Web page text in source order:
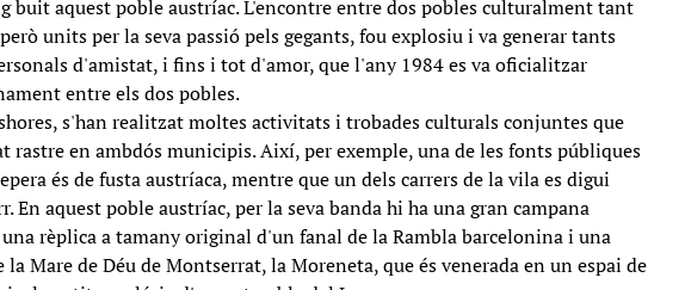
buit aquest poble austríac. L'encontre entre dos pobles culturalment tant
units per la seva passió pels gegants, fou explosiu i va generar tants
d'amistat, i fins i tot d'amor, que l'any 1984 es va oficialitzar
entre els dos pobles.
s'han realitzat moltes activitats i trobades culturals conjuntes que
rastre en ambdós municipis. Així, per exemple, una de les fonts públiques
és de fusta austríaca, mentre que un dels carrers de la vila es digui
En aquest poble austríac, per la seva banda hi ha una gran campana
rèplica a tamany original d'un fanal de la Rambla barcelonina i una
la Mare de Déu de Montserrat, la Moreneta, que és venerada en un espai de